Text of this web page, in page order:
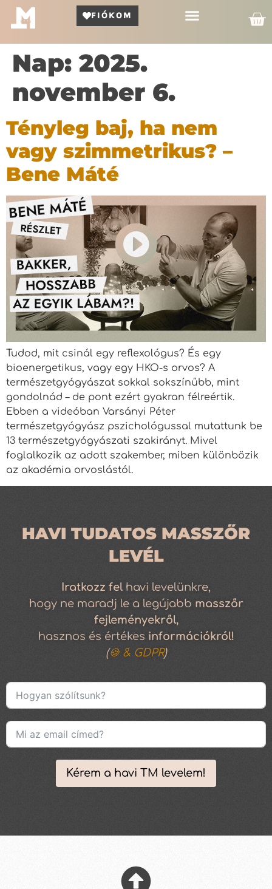
FIÓKOM
Nap:2025.
november 6.
Tényleg baj, ha nem
vagy szimmetrikus? –
Bene Máté
Tudod, mit csinál egy reflexológus? És egy
bioenergetikus, vagy egy HKO-s orvos? A
természetgyógyászat sokkal sokszínűbb, mint
gondolnád – de pont ezért gyakran félreértik.
Ebben a videóban Varsányi Péter
természetgyógyász pszichológussal mutattunk be
13 természetgyógyászati szakirányt. Mivel
foglalkozik az adott szakember, miben különbözik
az akadémia orvoslástól.
HAVI TUDATOS MASSZŐR
LEVÉL
Iratkozz fel havi levelünkre,
hogy ne maradj le a legújabb masszőr
fejleményekről,
hasznos és értékes információkról!
(🍪 & GDPR)
Kérem a havi TM levelem!